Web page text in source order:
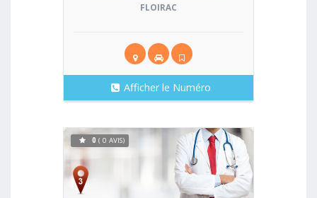
FLOIRAC
Afficher le Numéro
Voir
0 ( 0 AVIS)